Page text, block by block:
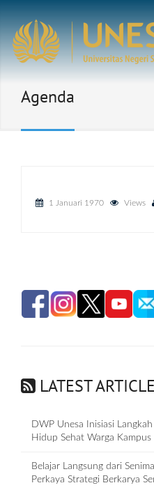
Agenda
1 Januari 1970 Views
LATEST
DWP Unesa Inisiasi
Hidup Sehat Warga Kampus
Belajar Langsung dari
Perkaya Strategi Berkarya